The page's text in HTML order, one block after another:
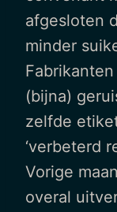
afgesloten
minder
(bijna)
zelfde
‘verbeterd
Vorige
overal